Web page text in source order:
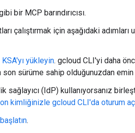
bir MCP barındırıcısı.
çalıştırmak için aşağıdaki
yükleyin. gcloud CLI'yi daha
son sürüme sahip olduğunuzdan emin
sağlayıcı (IdP) kullanıyorsanız
kimliğinizle gcloud CLI'da oturum
.